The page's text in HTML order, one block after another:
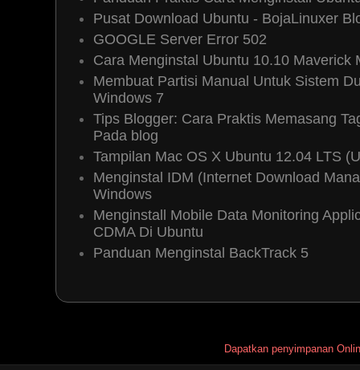
@Anonim: ClamAV 0.96.3
masih berstatus development
namun belum 100%
beberapa masalah yang kami
kami menahan diri hingga
developmentnya. Pada saatnya
telah benar-benar berjalan
tentu kami akan segera
semuanya. Terima kasih atas
buat kita semua.. Amien.. ^_^
Reply
mas boja yang
kehadirannya di blog mas boja
konsisten terus ya mas dalam
Pusat Download Ubuntu - BojaLinuxer
GOOGLE Server Error 502
Cara Menginstal Ubuntu 10.10 Maverick
Membuat Partisi Manual Untuk Sistem
Windows 7
Tips Blogger: Cara Praktis Memasang
Pada blog
Tampilan Mac OS X Ubuntu 12.04 LTS
Menginstal IDM (Internet Download
Windows
Menginstall Mobile Data Monitoring
CDMA Di Ubuntu
Panduan Menginstal BackTrack 5
Dapatkan penyimpanan